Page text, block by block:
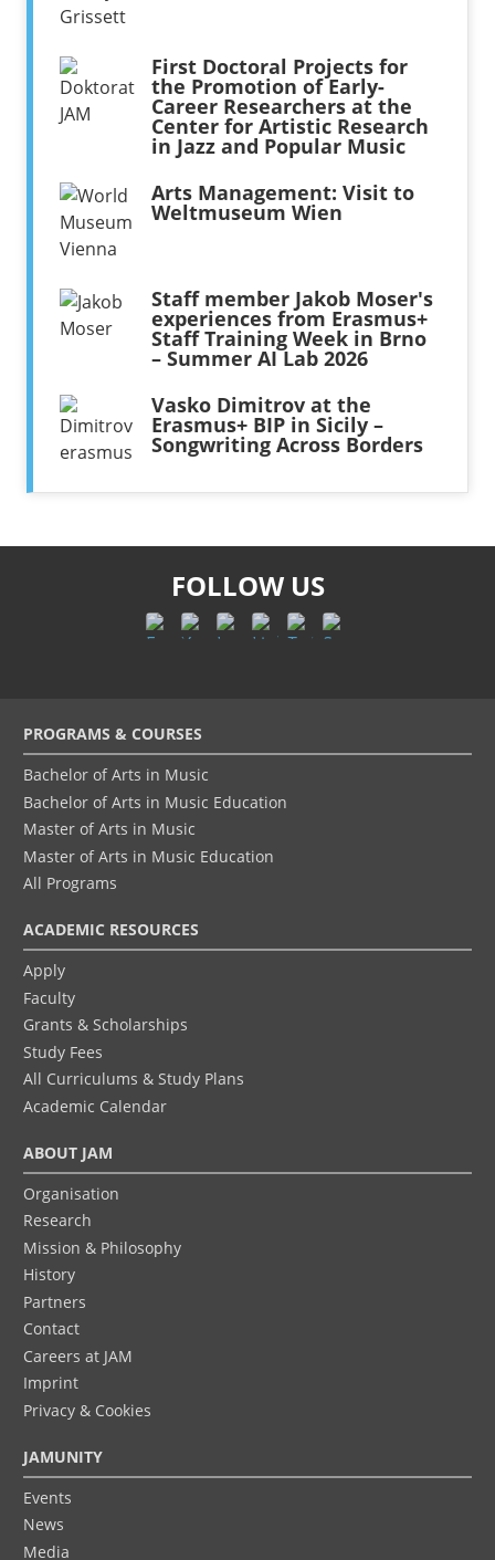
First Doctoral Projects for
the Promotion of Early-
Career Researchers at the
Center for Artistic Research
in Jazz and Popular Music
Arts Management: Visit to
Weltmuseum Wien
Staff member Jakob Moser's
experiences from Erasmus+
Staff Training Week in Brno
– Summer AI Lab 2026
Vasko Dimitrov at the
Erasmus+ BIP in Sicily –
Songwriting Across Borders
FOLLOW US
Footer
menu
PROGRAMS & COURSES
Bachelor of Arts in Music
Bachelor of Arts in Music Education
Master of Arts in Music
Master of Arts in Music Education
All Programs
ACADEMIC RESOURCES
Apply
Faculty
Grants & Scholarships
Study Fees
All Curriculums & Study Plans
Academic Calendar
ABOUT JAM
Organisation
Research
Mission & Philosophy
History
Partners
Contact
Careers at JAM
Imprint
Privacy & Cookies
JAMUNITY
Events
News
Media